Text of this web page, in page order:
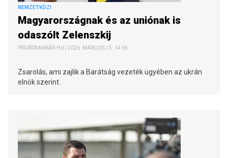
NEMZETKÖZI
Magyarországnak és az uniónak is
odaszólt Zelenszkij
PRIVÁTBANKÁR.HU | 2026. MÁRCIUS 15. 14:06
Zsarolás, ami zajlik a Barátság vezeték ügyében az ukrán
elnök szerint.